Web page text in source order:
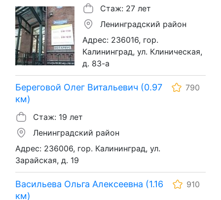
Стаж: 27 лет
Ленинградский район
Адрес: 236016, гор.
Калининград, ул. Клиническая,
д. 83-а
Береговой Олег Витальевич (0.97
км)
790
Стаж: 19 лет
Ленинградский район
Адрес: 236006, гор. Калининград, ул.
Зарайская, д. 19
Васильева Ольга Алексеевна (1.16
км)
910